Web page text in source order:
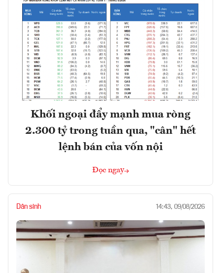
Khối ngoại đẩy mạnh mua ròng
2.300 tỷ trong tuần qua, "cân" hết
lệnh bán của vốn nội
Đọc ngay
Dân sinh 14:43, 09/08/2026